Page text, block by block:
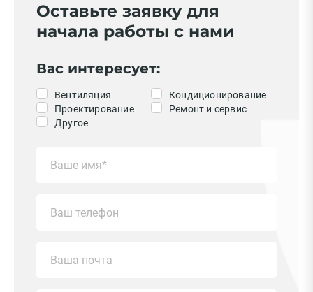
Оставьте заявку для
начала работы с нами
Вас интересует:
Вентиляция
Кондиционирование
Проектирование
Ремонт и сервис
Другое